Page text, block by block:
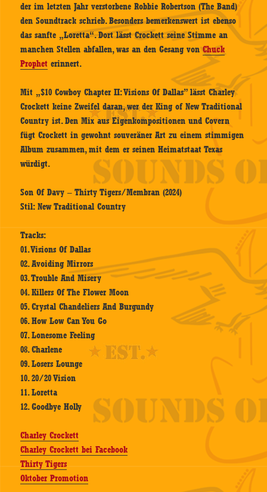
der im letzten Jahr verstorbene Robbie Robertson (The Band)
den Soundtrack schrieb. Besonders bemerkenswert ist ebenso
das sanfte „Loretta“. Dort lässt Crockett seine Stimme an
manchen Stellen abfallen, was an den Gesang vonChuck
Prophet erinnert.
Mit „$10 Cowboy Chapter II: Visions Of Dallas” lässt Charley
Crockett keine Zweifel daran, wer der King of New Traditional
Country ist. Den Mix aus Eigenkompositionen und Covern
fügt Crockett in gewohnt souveräner Art zu einem stimmigen
Album zusammen, mit dem er seinen Heimatstaat Texas
würdigt.
Son Of Davy – Thirty Tigers/Membran (2024)
Stil: New Traditional Country
Tracks:
01. Visions Of Dallas
02. Avoiding Mirrors
03. Trouble And Misery
04. Killers Of The Flower Moon
05. Crystal Chandeliers And Burgundy
06. How Low Can You Go
07. Lonesome Feeling
08. Charlene
09. Losers Lounge
10. 20/20 Vision
11. Loretta
12. Goodbye Holly
Charley Crockett
Charley Crockett bei Facebook
Thirty Tigers
Oktober Promotion